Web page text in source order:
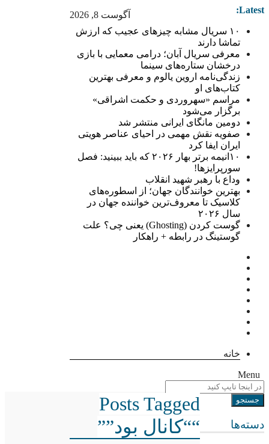
آگوست 8, 2026 Latest:
۱۰ سریال مشابه چیزهای عجیب که ارزش
تماشا دارند
معرفی سریال آبان؛ درامی معمایی با بازی
درخشان ستاره‌های سینما
زندگی‌نامه اروین یالوم و معرفی بهترین
کتاب‌های او
مراسم «سهروردی و حکمت اشراقی»
برگزار می‌شود
دومین مانگای ایرانی منتشر شد
صفویه نقش مهمی در احیای عناصر هویتی
ایران ایفا کرد
۱۰انیمه برتر بهار ۲۰۲۶ که باید ببینید: فصل
سورپرایزها!
وداع با رهبر شهید انقلاب
بهترین خوانندگان جهان؛ از اسطوره‌های
کلاسیک تا معروف‌ترین خواننده جهان در
سال ۲۰۲۶
گوست کردن (Ghosting) یعنی چی؟ علت
گوستینگ در رابطه + راهکار
خانه
Menu
دسته‌ها
Posts Tagged
““کانال بود””